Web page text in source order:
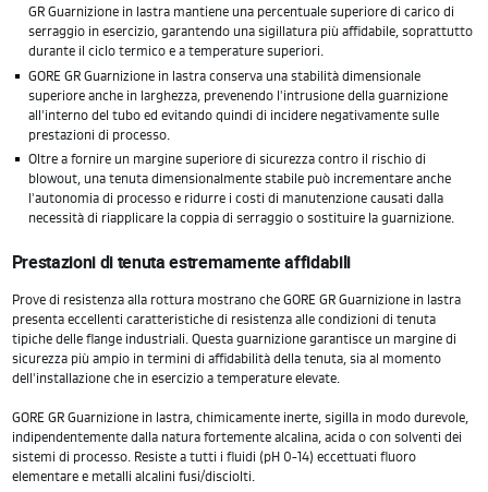
GR Guarnizione in lastra mantiene una percentuale superiore di carico di
serraggio in esercizio, garantendo una sigillatura più affidabile, soprattutto
durante il ciclo termico e a temperature superiori.
GORE GR Guarnizione in lastra conserva una stabilità dimensionale
superiore anche in larghezza, prevenendo l'intrusione della guarnizione
all'interno del tubo ed evitando quindi di incidere negativamente sulle
prestazioni di processo.
Oltre a fornire un margine superiore di sicurezza contro il rischio di
blowout, una tenuta dimensionalmente stabile può incrementare anche
l'autonomia di processo e ridurre i costi di manutenzione causati dalla
necessità di riapplicare la coppia di serraggio o sostituire la guarnizione.
Prestazioni di tenuta estremamente affidabili
Prove di resistenza alla rottura mostrano che GORE GR Guarnizione in lastra
presenta eccellenti caratteristiche di resistenza alle condizioni di tenuta
tipiche delle flange industriali. Questa guarnizione garantisce un margine di
sicurezza più ampio in termini di affidabilità della tenuta, sia al momento
dell'installazione che in esercizio a temperature elevate.
GORE GR Guarnizione in lastra, chimicamente inerte, sigilla in modo durevole,
indipendentemente dalla natura fortemente alcalina, acida o con solventi dei
sistemi di processo. Resiste a tutti i fluidi (pH 0-14) eccettuati fluoro
elementare e metalli alcalini fusi/disciolti.